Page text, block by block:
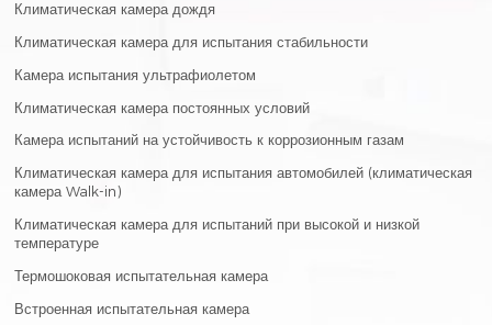
Климатическая камера дождя
Климатическая камера для испытания стабильности
Камера испытания ультрафиолетом
Климатическая камера постоянных условий
Камера испытаний на устойчивость к коррозионным газам
Климатическая камера для испытания автомобилей (климатическая
камера Walk-in)
Климатическая камера для испытаний при высокой и низкой
температуре
Термошоковая испытательная камера
Встроенная испытательная камера